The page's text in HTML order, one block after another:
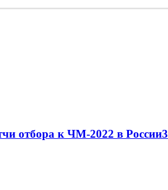
отбора к ЧМ-2022 в России3